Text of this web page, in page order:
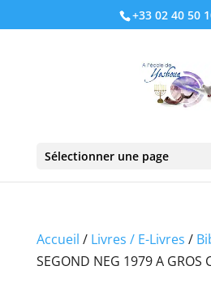
+33 02 40 50
Sélectionner une page
Accueil / Livres / E-Livres /
SEGOND NEG 1979 A GROS